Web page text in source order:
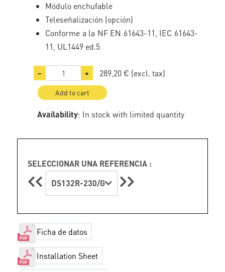
Módulo enchufable
Teleseñalización (opción)
Conforme a la NF EN 61643-11, IEC 61643-
11, UL1449 ed.5
− + 289,20 € (excl. tax)
Add to cart
Availability: In stock with limited quantity
SELECCIONAR UNA REFERENCIA :
DS132R-230/G
Ficha de datos
Installation Sheet